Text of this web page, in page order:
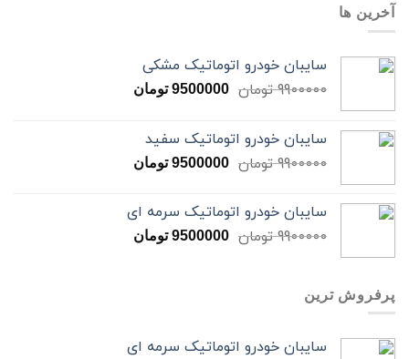
آخرین ها
سایبان خودرو اتوماتیک مشکی
9900000 تومان 9500000 تومان
سایبان خودرو اتوماتیک سفید
9900000 تومان 9500000 تومان
سایبان خودرو اتوماتیک سرمه ای
9900000 تومان 9500000 تومان
پرفروش ترین
سایبان خودرو اتوماتیک سرمه ای